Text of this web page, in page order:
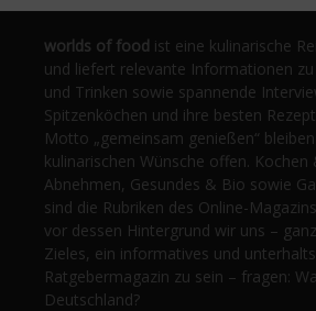
worlds of food ist eine kulinarische
und liefert relevante Informationen
und Trinken sowie spannende
Spitzenköchen und ihre besten
Motto „gemeinsam genießen“
kulinarischen Wünsche offen.
Abnehmen, Gesundes & Bio sowie
sind die Rubriken des Online-
vor dessen Hintergrund wir uns –
Zieles, ein informatives und
Ratgebermagazin zu sein – fragen:
Deutschland?